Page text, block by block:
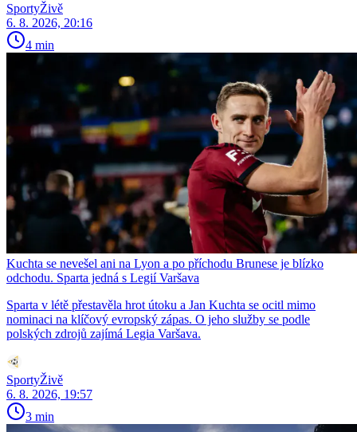
SportyŽivě
6. 8. 2026, 20:16
4 min
Kuchta se nevešel ani na Lyon a po příchodu Brunese je blízko
odchodu. Sparta jedná s Legií Varšava
Sparta v létě přestavěla hrot útoku a Jan Kuchta se ocitl mimo
nominaci na klíčový evropský zápas. O jeho služby se podle
polských zdrojů zajímá Legia Varšava.
SportyŽivě
6. 8. 2026, 19:57
3 min